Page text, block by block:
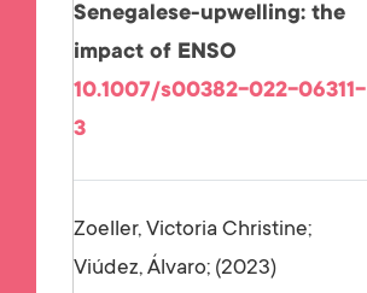
Senegalese-upwelling: the
impact of ENSO
10.1007/s00382-022-06311-
3
Zoeller, Victoria Christine;
Viúdez, Álvaro; 2023